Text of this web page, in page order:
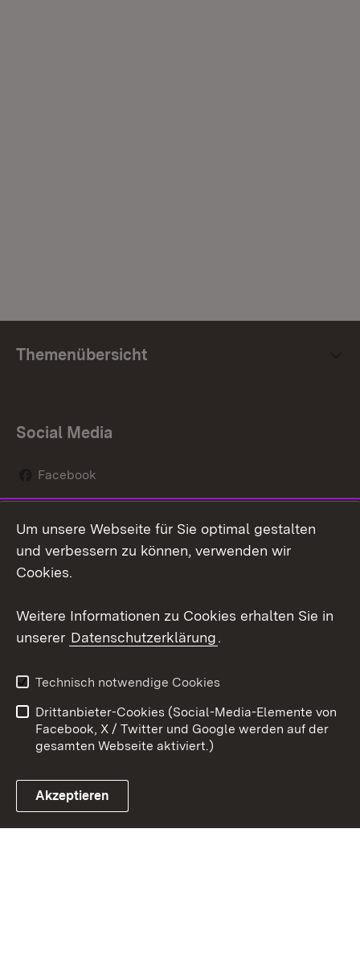
Themenübersicht
Social Media
Facebook
Social Wall
Youtube
Link zum Landesportal
Kontakt
Datenschutz
Barrierefreiheit
Impressum Cookies
Um unsere Webseite für Sie optimal gestalten
und verbessern zu können, verwenden wir
Cookies.
Weitere Informationen zu Cookies erhalten Sie in
unserer Datenschutzerklärung.
Technisch notwendige Cookies
Drittanbieter-Cookies (Social-Media-Elemente von
Facebook, X / Twitter und Google werden auf der
gesamten Webseite aktiviert.)
Akzeptieren